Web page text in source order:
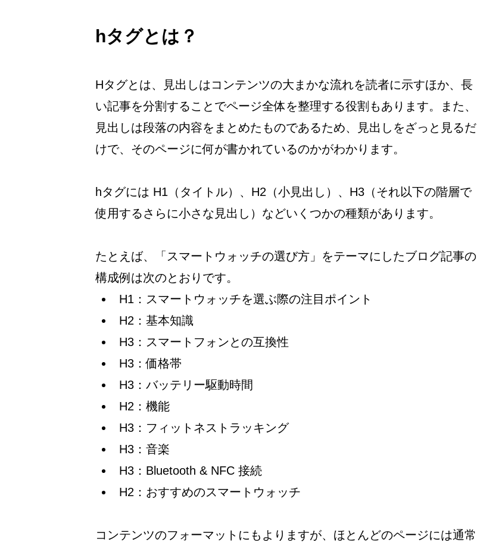
hタグとは？
Hタグとは、見出しはコンテンツの大まかな流れを読者に示すほか、長
い記事を分割することでページ全体を整理する役割もあります。また、
見出しは段落の内容をまとめたものであるため、見出しをざっと見るだ
けで、そのページに何が書かれているのかがわかります。
hタグには H1（タイトル）、H2（小見出し）、H3（それ以下の階層で
使用するさらに小さな見出し）などいくつかの種類があります。
たとえば、「スマートウォッチの選び方」をテーマにしたブログ記事の
構成例は次のとおりです。
H1：スマートウォッチを選ぶ際の注目ポイント
H2：基本知識
H3：スマートフォンとの互換性
H3：価格帯
H3：バッテリー駆動時間
H2：機能
H3：フィットネストラッキング
H3：音楽
H3：Bluetooth & NFC 接続
H2：おすすめのスマートウォッチ
コンテンツのフォーマットにもよりますが、ほとんどのページには通常